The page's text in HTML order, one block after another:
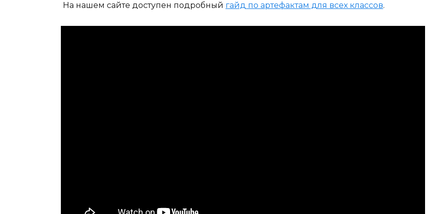
На нашем сайте доступен подробный гайд по артефактам для всех классов.